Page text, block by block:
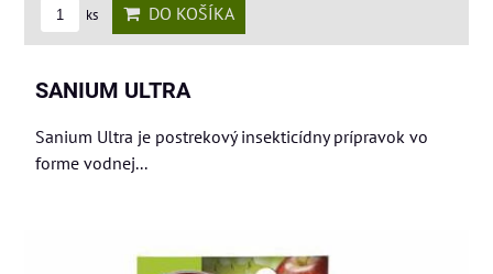
ks DO KOŠÍKA
SANIUM ULTRA
Sanium Ultra je postrekový insekticídny prípravok vo
forme vodnej...